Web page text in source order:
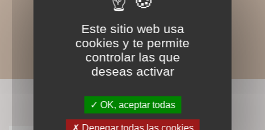
LIVRES ASSOCIÉS
Este sitio web usa
cookies y te permite
controlar las que
deseas activar
OK, aceptar todas
Denegar todas las cookies